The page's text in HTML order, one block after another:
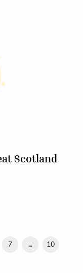
Scotland
7 ... 10